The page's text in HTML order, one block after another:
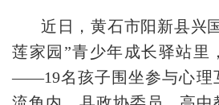
近日，黄石市阳新县兴
莲家园”青少年成长驿站里
——19名孩子围坐参与心理